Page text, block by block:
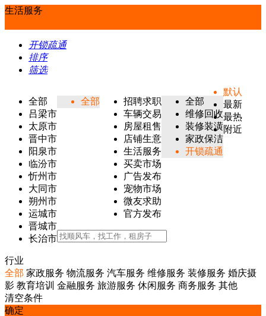
生活服务
开锁疏通
排序
筛选
全部
吕梁市
太原市
晋中市
阳泉市
临汾市
忻州市
大同市
朔州市
运城市
晋城市
长治市
全部
招聘求职
车辆交易
房屋租售
店铺生意
生活服务
买卖市场
广告发布
宠物市场
微友求助
官方发布
全部
维修回收
装修装潢
家政保洁
开锁疏通
默认
最新
最热
附近
行业
全部 家政服务 物流服务 汽车服务 维修服务 装修服务 婚庆摄
影 教育培训 金融服务 旅游服务 休闲服务 商务服务 其他
清空条件
确定